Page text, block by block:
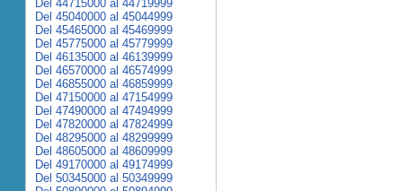
Del 44715000 al 44719999
Del 45040000 al 45044999
Del 45465000 al 45469999
Del 45775000 al 45779999
Del 46135000 al 46139999
Del 46570000 al 46574999
Del 46855000 al 46859999
Del 47150000 al 47154999
Del 47490000 al 47494999
Del 47820000 al 47824999
Del 48295000 al 48299999
Del 48605000 al 48609999
Del 49170000 al 49174999
Del 50345000 al 50349999